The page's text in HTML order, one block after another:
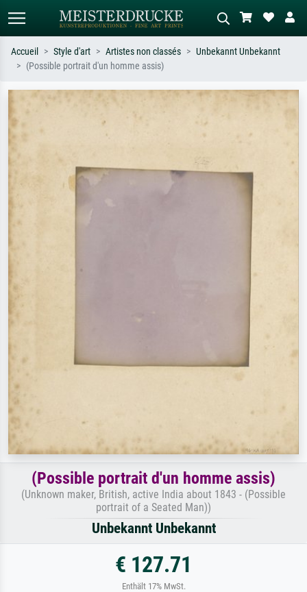
Recherchez par artiste, titre ou style –
impressionnisme, vague de Hokusai,
tableau sombre, nu debout près d'un
Accueil Style d'art Artistes non classés
Unbekannt Unbekannt
(Possible portrait d'un homme assis)
(Possible portrait d'un homme assis)
(Unknown maker, British, active India about 1843 - (Possible
portrait of a Seated Man))
Unbekannt Unbekannt
€ 127.71
Enthält 17% MwSt.